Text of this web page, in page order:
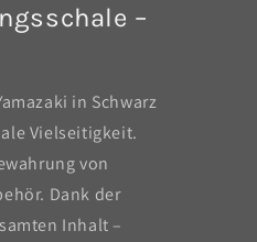
–
in Schwarz
Vielseitigkeit.
von
Dank der
Inhalt –